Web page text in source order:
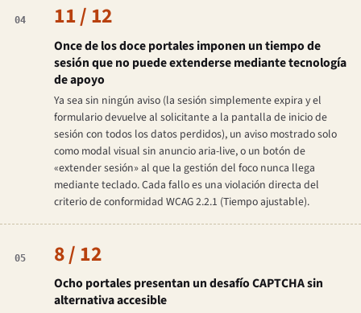
04 11 / 12
Once de los doce portales imponen un tiempo de
sesión que no puede extenderse mediante tecnología
de apoyo
Ya sea sin ningún aviso (la sesión simplemente expira y el
formulario devuelve al solicitante a la pantalla de inicio de
sesión con todos los datos perdidos), un aviso mostrado solo
como modal visual sin anuncio aria-live, o un botón de
«extender sesión» al que la gestión del foco nunca llega
mediante teclado. Cada fallo es una violación directa del
criterio de conformidad WCAG 2.2.1 (Tiempo ajustable).
05 8 / 12
Ocho portales presentan un desafío CAPTCHA sin
alternativa accesible